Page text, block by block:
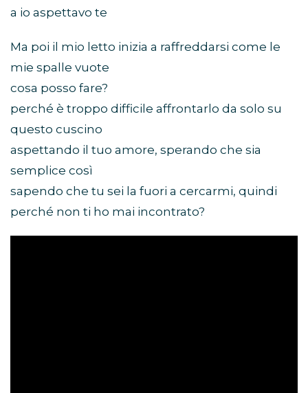
a io aspettavo te
Ma poi il mio letto inizia a raffreddarsi come le
mie spalle vuote
cosa posso fare?
perché è troppo difficile affrontarlo da solo su
questo cuscino
aspettando il tuo amore, sperando che sia
semplice così
sapendo che tu sei la fuori a cercarmi, quindi
perché non ti ho mai incontrato?